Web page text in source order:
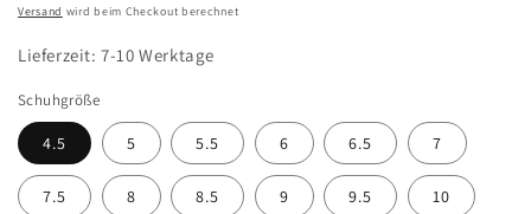
Preis
Versand wird beim Checkout berechnet
Lieferzeit: 7-10 Werktage
Schuhgröße
4.5 5 5.5 6 6.5 7
7.5 8 8.5 9 9.5 10